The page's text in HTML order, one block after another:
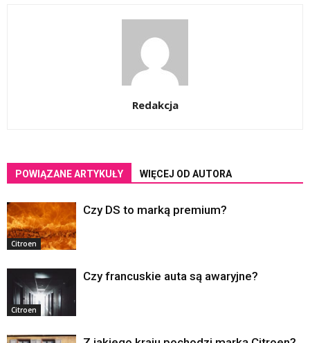
Redakcja
POWIĄZANE ARTYKUŁY WIĘCEJ OD AUTORA
Citroen
Czy DS to marką premium?
Citroen
Czy francuskie auta są awaryjne?